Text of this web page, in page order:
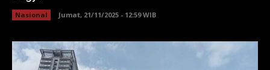
Nasional Jumat, 21/11/2025 - 12:59 WIB